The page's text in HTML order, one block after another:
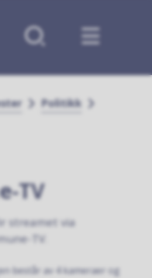
Politikk
TV
streamet via
TV.
består av 4 kameraer og